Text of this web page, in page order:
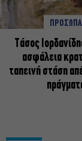
ΠΡΟΣΩΠΑ
Tάσος
ασφάλεια
ταπεινή στάση